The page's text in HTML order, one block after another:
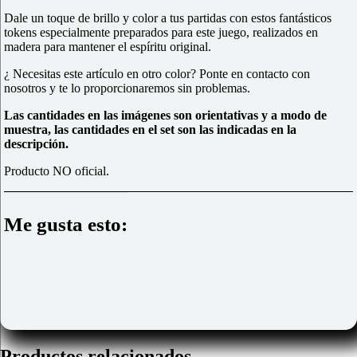
Dale un toque de brillo y color a tus partidas con estos fantásticos
tokens especialmente preparados para este juego, realizados en
madera para mantener el espíritu original.
¿ Necesitas este artículo en otro color? Ponte en contacto con
nosotros y te lo proporcionaremos sin problemas.
Las cantidades en las imágenes son orientativas y a modo de
muestra, las cantidades en el set son las indicadas en la
descripción.
Producto NO oficial.
Me gusta esto: